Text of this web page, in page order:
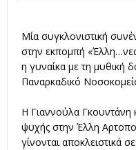
Μία συγκλονιστική
στην εκπομπή
η γυναίκα με τη μυθική
Παναρκαδικό
Η Γιαννούλα Γκουντάνη
ψυχής στην Έλλη
γίνονται αποκλειστικά